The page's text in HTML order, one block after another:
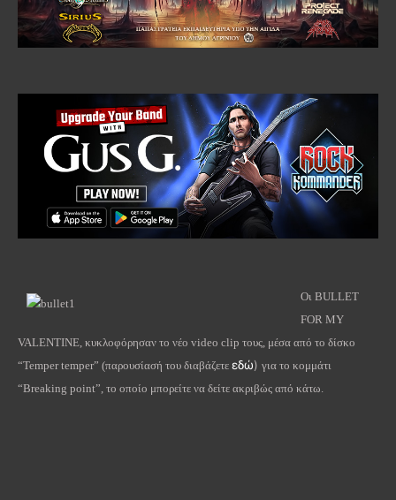
Οι BULLET
FOR MY
VALENTINE, κυκλοφόρησαν το νέο video clip τους, μέσα από το δίσκο
“Temper temper” (παρουσίασή του διαβάζετε εδώ) για το κομμάτι
“Breaking point”, το οποίο μπορείτε να δείτε ακριβώς από κάτω.